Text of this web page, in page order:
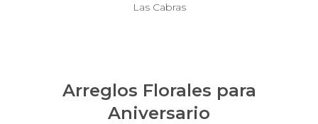
Las Cabras
Arreglos Florales para
Aniversario